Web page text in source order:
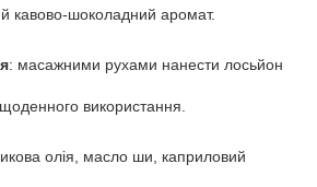
кавово-шоколадний аромат.
: масажними рухами нанести лосьйон
використання.
олія, масло ши, каприловий